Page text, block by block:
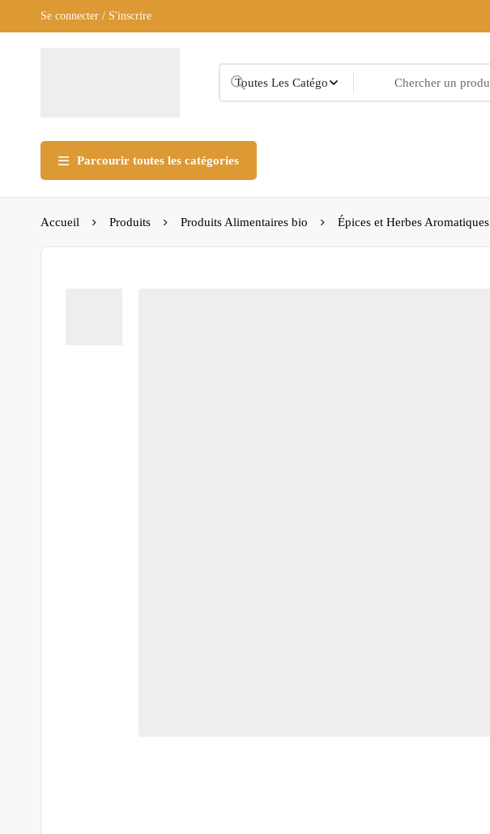
Se connecter / S'inscrire
Parcourir toutes les catégories
Accueil Produits Produits Alimentaires bio Épices et Herbes Aromatiques